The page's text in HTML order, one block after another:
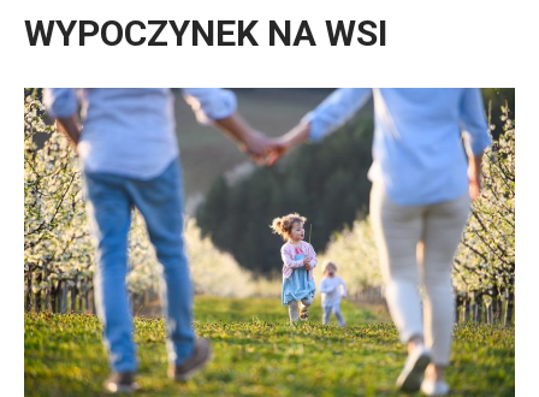
WYPOCZYNEK NA WSI